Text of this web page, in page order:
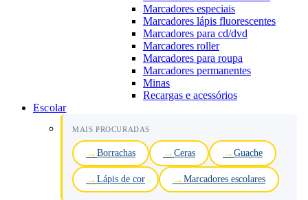
Marcadores especiais
Marcadores lápis fluorescentes
Marcadores para cd/dvd
Marcadores roller
Marcadores para roupa
Marcadores permanentes
Minas
Recargas e acessórios
Escolar
MAIS PROCURADAS
Borrachas Ceras Guache
Lápis de cor Marcadores escolares